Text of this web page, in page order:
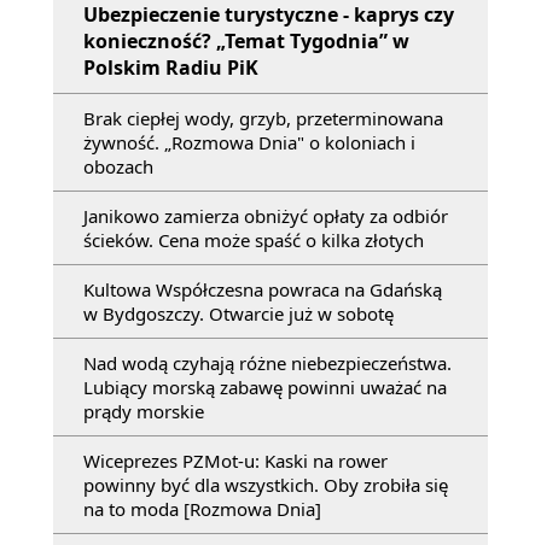
Ubezpieczenie turystyczne - kaprys czy
konieczność? „Temat Tygodnia” w
Polskim Radiu PiK
Brak ciepłej wody, grzyb, przeterminowana
żywność. „Rozmowa Dnia" o koloniach i
obozach
Janikowo zamierza obniżyć opłaty za odbiór
ścieków. Cena może spaść o kilka złotych
Kultowa Współczesna powraca na Gdańską
w Bydgoszczy. Otwarcie już w sobotę
Nad wodą czyhają różne niebezpieczeństwa.
Lubiący morską zabawę powinni uważać na
prądy morskie
Wiceprezes PZMot-u: Kaski na rower
powinny być dla wszystkich. Oby zrobiła się
na to moda [Rozmowa Dnia]